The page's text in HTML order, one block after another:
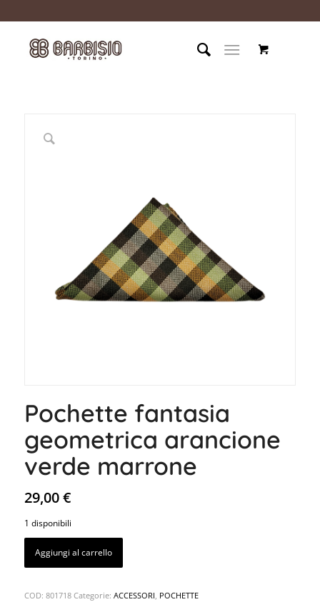
Pochette fantasia
geometrica arancione
verde marrone
29,00€
1 disponibili
Aggiungi al carrello
COD: 801718 Categorie: ACCESSORI, POCHETTE